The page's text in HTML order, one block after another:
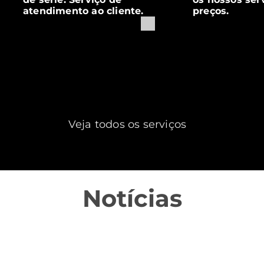
atendimento ao cliente.
preços.
Veja todos os serviços
Notícias